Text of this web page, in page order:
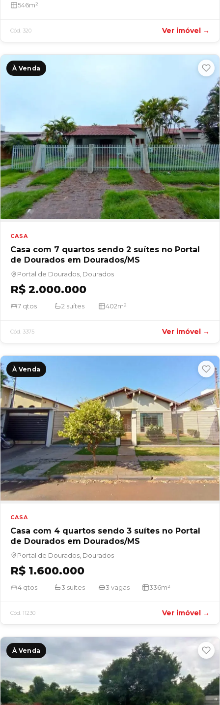
546m²
Cód. 320 Ver imóvel →
À Venda
CASA
Casa com 7 quartos sendo 2 suítes no Portal
de Dourados em Dourados/MS
Portal de Dourados, Dourados
R$ 2.000.000
7 qtos 2 suítes 402m²
Cód. 3375 Ver imóvel →
À Venda
CASA
Casa com 4 quartos sendo 3 suítes no Portal
de Dourados em Dourados/MS
Portal de Dourados, Dourados
R$ 1.600.000
4 qtos 3 suítes 3 vagas 336m²
Cód. 11230 Ver imóvel →
À Venda